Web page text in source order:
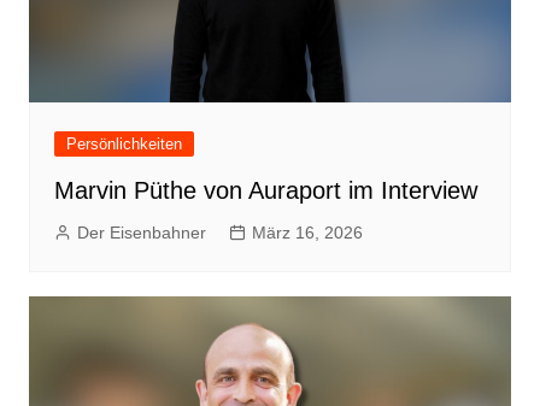
Persönlichkeiten
Marvin Püthe von Auraport im Interview
Der Eisenbahner März 16, 2026